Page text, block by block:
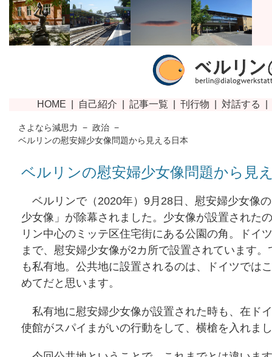
さよなら減思力 − 政治 −
ベルリンの慰安婦少女像問題から見える日本
ベルリンの慰安婦少女像問題から見
ベルリンで（2020年）9月28日、慰安婦少女像
少女像」が除幕されました。少女像が設置された
リン中心のミッテ区住宅街にある公園の角。ドイ
まで、慰安婦少女像が2カ所で設置されています。
も私有地。公共地に設置されるのは、ドイツでは
めてだと思います。
私有地に慰安婦少女像が設置された時も、在ド
使館がスパイまがいの行動をして、横槍を入れま